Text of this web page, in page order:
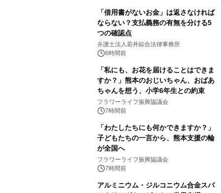
「借用書がないお金」は返さなければ
ならない？支払義務の有無を分ける5
つの確認点
弁護士法人若井綜合法律事務所
6時間前
「私にも、お花を届けることはできま
すか？」熊本のおじいちゃん、おばあ
ちゃんを想う、小学6年生との約束
フラワーライフ振興協議会
7時間前
「わたしたちにも何かできますか？」
子どもたちの一言から、熊本支援の輪
が全国へ
フラワーライフ振興協議会
7時間前
アルミニウム・ジルコニウム合金スパ